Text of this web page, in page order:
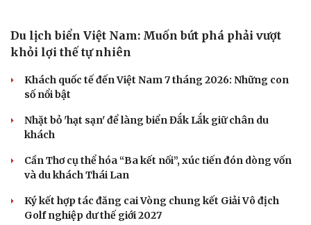
Du lịch biển Việt Nam: Muốn bứt phá phải vượt
khỏi lợi thế tự nhiên
Khách quốc tế đến Việt Nam 7 tháng 2026: Những con
số nổi bật
Nhặt bỏ 'hạt sạn' để làng biển Đắk Lắk giữ chân du
khách
Cần Thơ cụ thể hóa “Ba kết nối”, xúc tiến đón dòng vốn
và du khách Thái Lan
Ký kết hợp tác đăng cai Vòng chung kết Giải Vô địch
Golf nghiệp dư thế giới 2027